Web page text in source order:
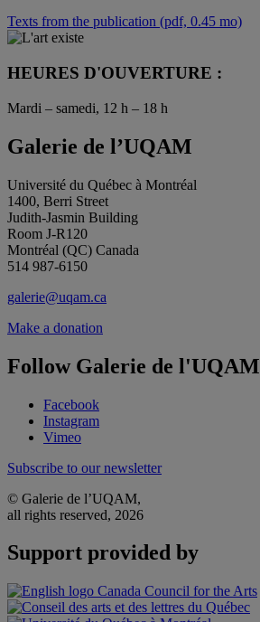
Texts from the publication (pdf, 0.45 mo)
HEURES D'OUVERTURE :
Mardi – samedi, 12 h – 18 h
Galerie de l’UQAM
Université du Québec à Montréal
1400, Berri Street
Judith-Jasmin Building
Room J-R120
Montréal (QC) Canada
514 987-6150
galerie@uqam.ca
Make a donation
Follow Galerie de l'UQAM
Facebook
Instagram
Vimeo
Subscribe to our newsletter
© Galerie de l’UQAM,
all rights reserved, 2026
Support provided by